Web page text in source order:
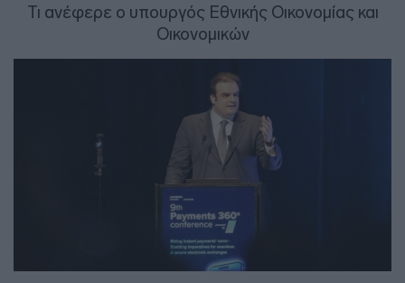
Τι ανέφερε ο υπουργός Εθνικής Οικονομίας και
Οικονομικών